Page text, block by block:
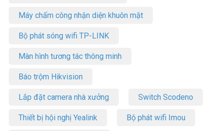
Máy chấm công nhận diện khuôn mặt
Bộ phát sóng wifi TP-LINK
Màn hình tương tác thông minh
Báo trộm Hikvision
Lắp đặt camera nhà xưởng Switch Scodeno
Thiết bị hội nghị Yealink Bộ phát wifi Imou